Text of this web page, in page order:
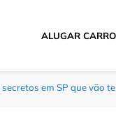
ALUGAR CARRO
em SP que vão